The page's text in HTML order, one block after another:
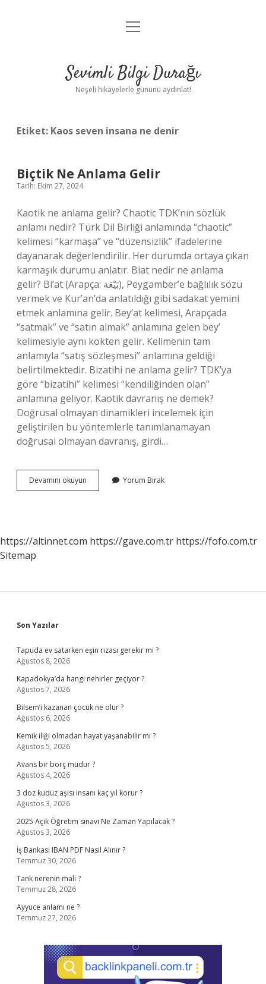
Anasayfa
Yasal Uyarı
menüyü
Sevimli Bilgi Durağı
Neşeli hikayelerle gününü aydınlat!
Etiket: Kaos seven insana ne denir
Biçtik Ne Anlama Gelir
Tarih: Ekim 27, 2024
Kaotik ne anlama gelir? Chaotic TDK’nın sözlük
anlamı nedir? Türk Dil Birliği anlamında “chaotic”
kelimesi “karmaşa” ve “düzensizlik” ifadelerine
dayanarak değerlendirilir. Her durumda ortaya çıkan
karmaşık durumu anlatır. Biat nedir ne anlama
gelir? Bi’at (Arapça: بَيْعَة), Peygamber’e bağlılık sözü
vermek ve Kur’an’da anlatıldığı gibi sadakat yemini
etmek anlamına gelir. Bey’at kelimesi, Arapçada
“satmak” ve “satın almak” anlamına gelen bey’
kelimesiyle aynı kökten gelir. Kelimenin tam
anlamıyla “satış sözleşmesi” anlamına geldiği
belirtilmektedir. Bizatihi ne anlama gelir? TDK’ya
göre “bizatihi” kelimesi “kendiliğinden olan”
anlamına geliyor. Kaotik davranış ne demek?
Doğrusal olmayan dinamikleri incelemek için
geliştirilen bu yöntemlerle tanımlanamayan
doğrusal olmayan davranış, girdi…
Devamını okuyun
Ne
Yorum Bırak
https://altinnet.com https://gave.com.tr https://fofo.com.tr
Sitemap
Sidebar
Son Yazılar
Tapuda ev satarken eşin rızası gerekir mi ?
Ağustos 8, 2026
Kapadokya’da hangi nehirler geçiyor ?
Ağustos 7, 2026
Bilsem’i kazanan çocuk ne olur ?
Ağustos 6, 2026
Kemik iliği olmadan hayat yaşanabilir mi ?
Ağustos 5, 2026
Avans bir borç mudur ?
Ağustos 4, 2026
3 doz kuduz aşısı insanı kaç yıl korur ?
Ağustos 3, 2026
2025 Açık Öğretim sınavı Ne Zaman Yapılacak ?
Ağustos 3, 2026
İş Bankası IBAN PDF Nasıl Alınır ?
Temmuz 30, 2026
Tank nerenin malı ?
Temmuz 28, 2026
Ayyuce anlamı ne ?
Temmuz 27, 2026